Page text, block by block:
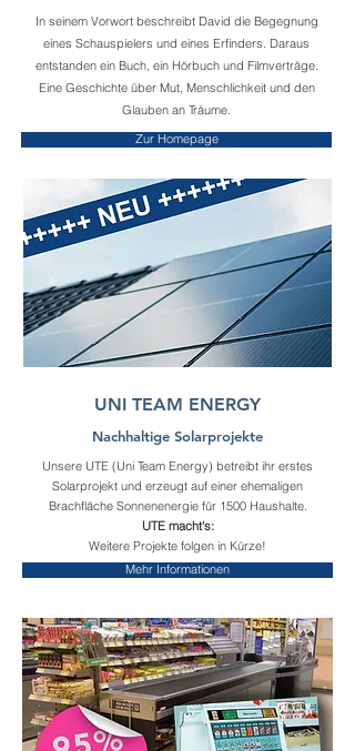
In seinem Vorwort beschreibt David die Begegnung
eines Schauspielers und eines Erfinders. Daraus
entstanden ein Buch, ein Hörbuch und Filmverträge.
Eine Geschichte über Mut, Menschlichkeit und den
Glauben an Träume.
Zur Homepage
UNI TEAM ENERGY
Nachhaltige Solarprojekte
Unsere UTE (Uni Team Energy) betreibt ihr erstes
Solarprojekt und erzeugt auf einer ehemaligen
Brachfläche Sonnenenergie für 1500 Haushalte.
UTE macht's:
Weitere Projekte folgen in Kürze!​
Mehr Informationen